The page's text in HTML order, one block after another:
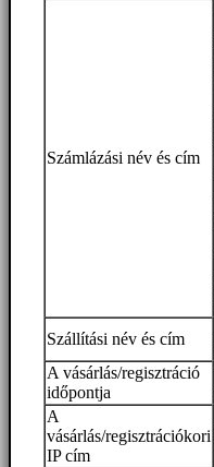
Számlázási név és cím
Szállítási név és cím
A vásárlás/regisztráció
időpontja
A
vásárlás/regisztrációkori
IP cím